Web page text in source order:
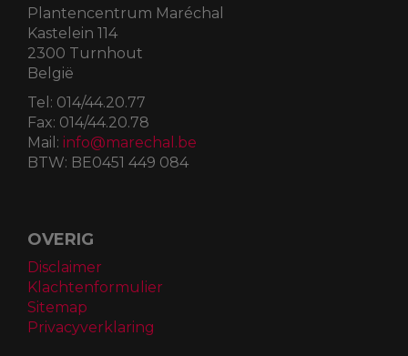
Plantencentrum Maréchal
Kastelein 114
2300 Turnhout
België
Tel: 014/44.20.77
Fax: 014/44.20.78
Mail: info@marechal.be
BTW: BE0451 449 084
OVERIG
Disclaimer
Klachtenformulier
Sitemap
Privacyverklaring